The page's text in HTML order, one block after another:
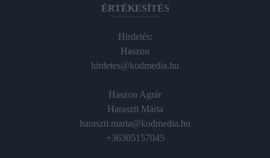
ÉRTÉKESÍTÉS
Hirdetés:
Haszon
hirdetes@kodmedia.hu
Haszon Agrár
Haraszti Márta
haraszti.marta@kodmedia.hu
+36305157045